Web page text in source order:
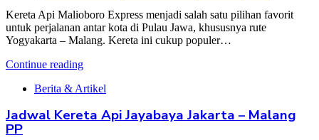
Kereta Api Malioboro Express menjadi salah satu pilihan favorit
untuk perjalanan antar kota di Pulau Jawa, khususnya rute
Yogyakarta – Malang. Kereta ini cukup populer…
Continue reading
Berita & Artikel
Jadwal Kereta Api Jayabaya Jakarta – Malang
PP